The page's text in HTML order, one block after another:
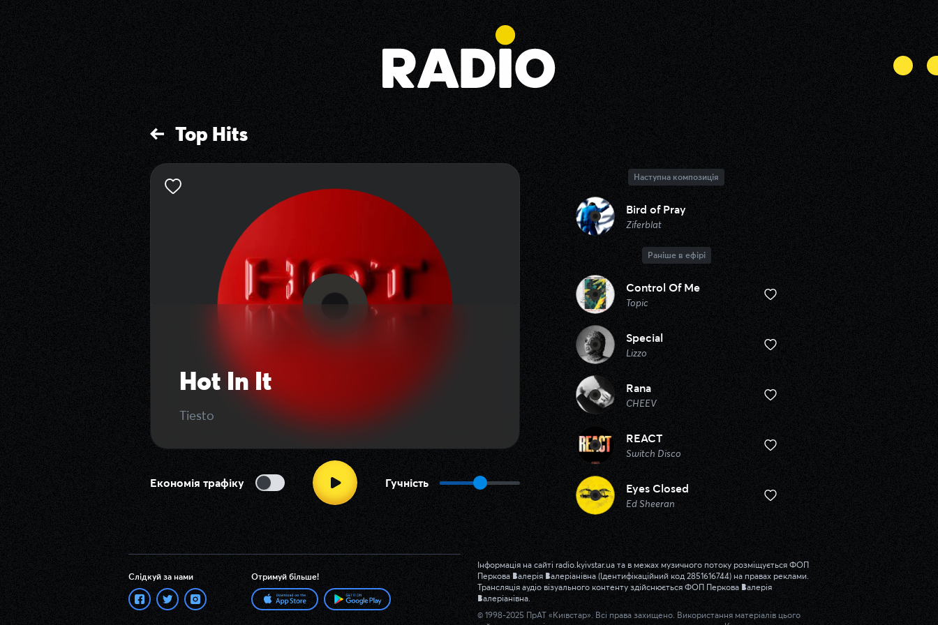
Top Hits
Hot In It
Tiesto
Економія трафіку Гучність
Наступна композиція
Bird of Pray
Ziferblat
Раніше в ефірі
Control Of Me
Topic
Special
Lizzo
Rana
CHEEV
REACT
Switch Disco
Eyes Closed
Ed Sheeran
Слідкуй за нами Отримуй більше!
Інформація на сайті radio.kyivstar.ua та в межах музичного потоку розміщується ФОП
Перкова Валерія Валеріанівна (Ідентифікаційний код 2851616744) на правах реклами.
Трансляція аудіо візуального контенту здійснюється ФОП Перкова Валерія
Валеріанівна.
© 1998-2025 ПрАТ «Київстар». Всі права захищено. Використання матеріалів цього